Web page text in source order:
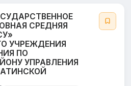
СРЕДНЯЯ
УЧРЕЖДЕНИЯ
ПО
УПРАВЛЕНИЯ